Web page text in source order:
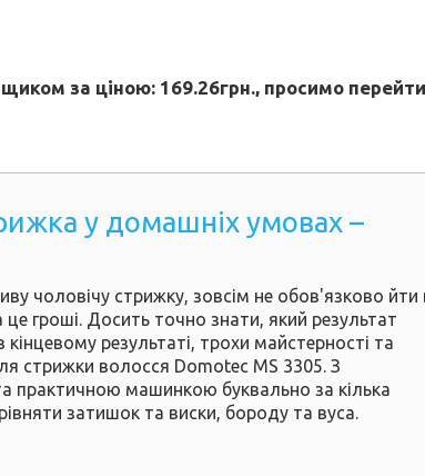
за ціною: 169.26грн., просимо
у домашніх умовах –
чоловічу стрижку, зовсім не обов'язково йти
це гроші. Досить точно знати, який результат
результаті, трохи майстерності та
стрижки волосся Domotec MS 3305. З
практичною машинкою буквально за кілька
затишок та виски, бороду та вуса.